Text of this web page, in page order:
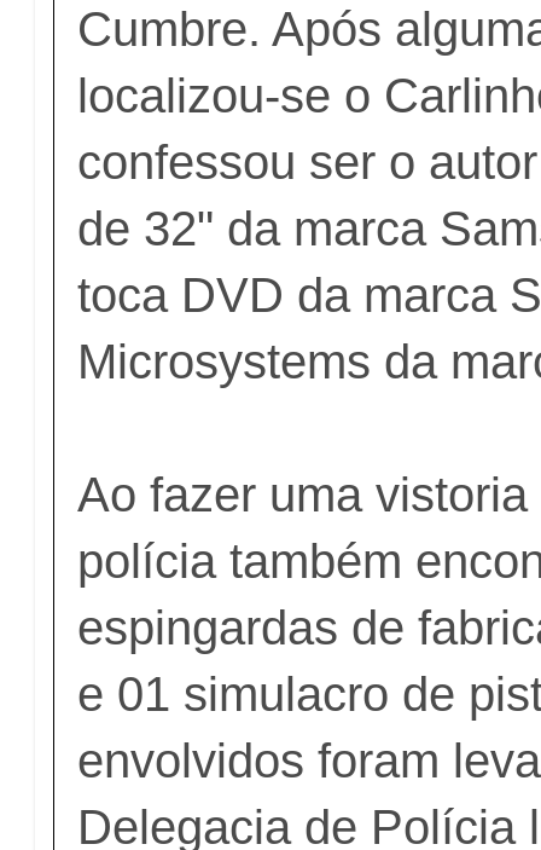
Cumbre. Após
localizou-se o
confessou ser o
de 32" da marca
toca DVD da marca
Microsystems da
Ao fazer uma
polícia também
espingardas de
e 01 simulacro de
envolvidos foram
Delegacia de Polícia